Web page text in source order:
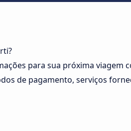
para sua próxima viagem
de pagamento, serviços